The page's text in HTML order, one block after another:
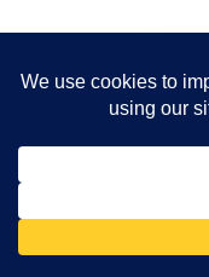
2026 Copyright
Blossom
Nous utilisons des
expérience sur
dernier, nous